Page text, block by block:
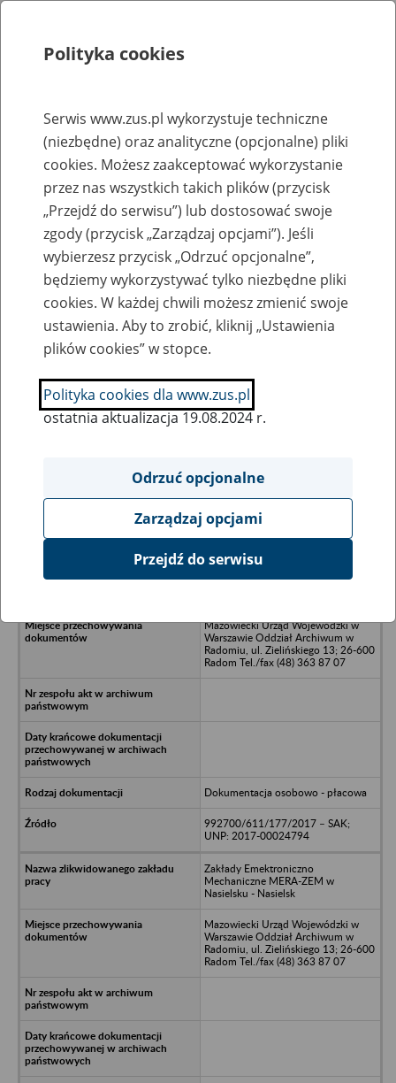
Rejestry, ewidencje i archiwa
Baza zlikwidowanych lub
przekształconych zakładów pracy
Nazwa zakładu pracy:
SZUKAJ
Ukryj wszystkie pozycje bazy
POM w Żurominie - Żuromin
Mazowiecki Urząd Wojewódzki w
Warszawie Oddział Archiwum w
Radomiu, ul. Zielińskiego 13; 26-600
Radom Tel./fax (48) 363 87 07
Dokumentacja osobowo - płacowa
992700/611/177/2017 – SAK;
UNP: 2017-00024794
Zakłady Emektroniczno
Mechaniczne MERA-ZEM w
Nasielsku - Nasielsk
Mazowiecki Urząd Wojewódzki w
Warszawie Oddział Archiwum w
Radomiu, ul. Zielińskiego 13; 26-600
Radom Tel./fax (48) 363 87 07
Polityka cookies
Serwis www.zus.pl wykorzystuje techniczne
(niezbędne) oraz analityczne (opcjonalne) pliki
cookies. Możesz zaakceptować wykorzystanie
przez nas wszystkich takich plików (przycisk
„Przejdź do serwisu”) lub dostosować swoje
zgody (przycisk „Zarządzaj opcjami”). Jeśli
wybierzesz przycisk „Odrzuć opcjonalne”,
będziemy wykorzystywać tylko niezbędne pliki
cookies. W każdej chwili możesz zmienić swoje
ustawienia. Aby to zrobić, kliknij „Ustawienia
plików cookies” w stopce.
Polityka cookies dla www.zus.pl
ostatnia aktualizacja 19.08.2024 r.
Odrzuć opcjonalne
Zarządzaj opcjami
Przejdź do serwisu